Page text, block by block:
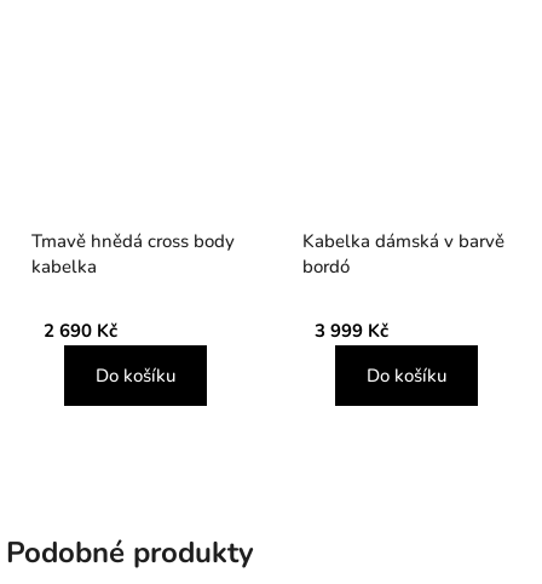
Tmavě hnědá cross body
kabelka
2 690 Kč
Do košíku
Kabelka dámská v barvě
bordó
3 999 Kč
Do košíku
Podobné produkty